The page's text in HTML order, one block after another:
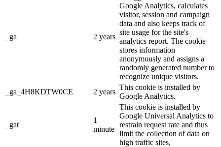
_ga 2 years
Google Analytics, calculates
visitor, session and campaign
data and also keeps track of
site usage for the site's
analytics report. The cookie
stores information
anonymously and assigns a
randomly generated number to
recognize unique visitors.
_ga_4H8KDTW0CE
2 years
This cookie is installed by
Google Analytics.
_gat
1
minute
This cookie is installed by
Google Universal Analytics to
restrain request rate and thus
limit the collection of data on
high traffic sites.